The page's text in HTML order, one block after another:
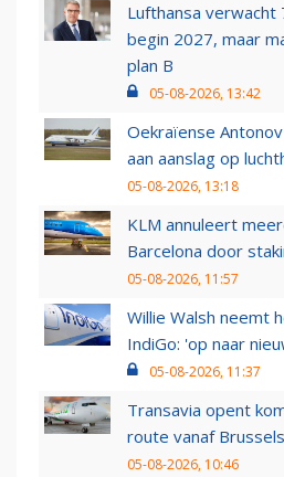
Lufthansa verwacht
begin 2027, maar
plan B
05-08-2026, 13:42
Oekraïense
aan aanslag op
05-08-2026, 13:18
KLM annuleert
Barcelona door
05-08-2026, 11:57
Willie Walsh neemt
IndiGo: 'op naar
05-08-2026, 11:37
Transavia opent
route vanaf
05-08-2026, 10:46